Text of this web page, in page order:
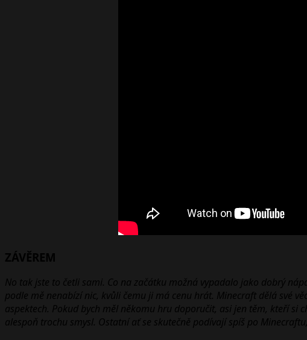
ZÁVĚREM
No tak jste to četli sami. Co na začátku možná vypadalo jako dobrý
podle mě nenabízí nic, kvůli čemu ji má cenu hrát. Minecraft dělá své
aspektech. Pokud bych měl někomu hru doporučit, asi jen těm, kteří
alespoň trochu smysl. Ostatní ať se skutečně podívají spíš po